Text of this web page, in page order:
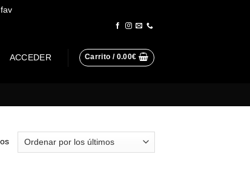
ACCEDER Carrito / 0.00€
Ordenado
por